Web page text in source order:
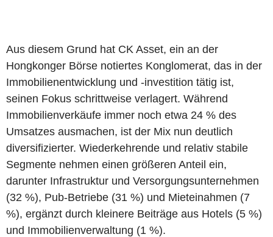
Aus diesem Grund hat CK Asset, ein an der
Hongkonger Börse notiertes Konglomerat, das in der
Immobilienentwicklung und -investition tätig ist,
seinen Fokus schrittweise verlagert. Während
Immobilienverkäufe immer noch etwa 24 % des
Umsatzes ausmachen, ist der Mix nun deutlich
diversifizierter. Wiederkehrende und relativ stabile
Segmente nehmen einen größeren Anteil ein,
darunter Infrastruktur und Versorgungsunternehmen
(32 %), Pub-Betriebe (31 %) und Mieteinahmen (7
%), ergänzt durch kleinere Beiträge aus Hotels (5 %)
und Immobilienverwaltung (1 %).